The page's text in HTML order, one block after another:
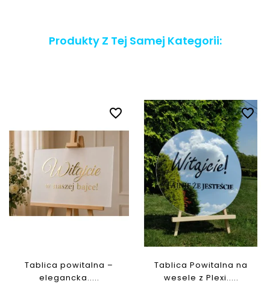
Produkty Z Tej Samej Kategorii:
favorite_border
Tablica powitalna –
elegancka.....
favorite_border
Tablica Powitalna na
wesele z Plexi.....